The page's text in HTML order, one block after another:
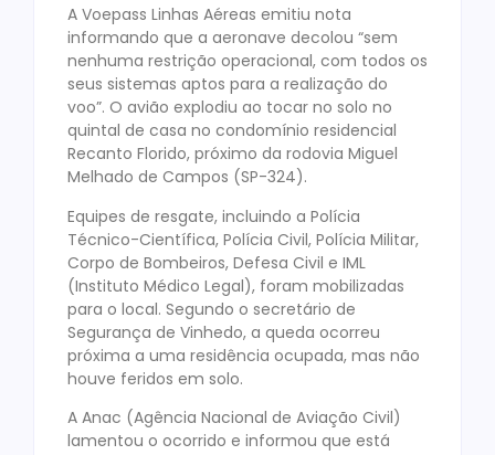
A Voepass Linhas Aéreas emitiu nota
informando que a aeronave decolou “sem
nenhuma restrição operacional, com todos os
seus sistemas aptos para a realização do
voo”. O avião explodiu ao tocar no solo no
quintal de casa no condomínio residencial
Recanto Florido, próximo da rodovia Miguel
Melhado de Campos (SP-324).
Equipes de resgate, incluindo a Polícia
Técnico-Científica, Polícia Civil, Polícia Militar,
Corpo de Bombeiros, Defesa Civil e IML
(Instituto Médico Legal), foram mobilizadas
para o local. Segundo o secretário de
Segurança de Vinhedo, a queda ocorreu
próxima a uma residência ocupada, mas não
houve feridos em solo.
A Anac (Agência Nacional de Aviação Civil)
lamentou o ocorrido e informou que está